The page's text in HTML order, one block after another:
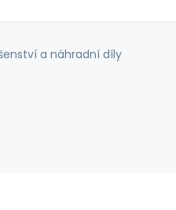
a náhradní díly